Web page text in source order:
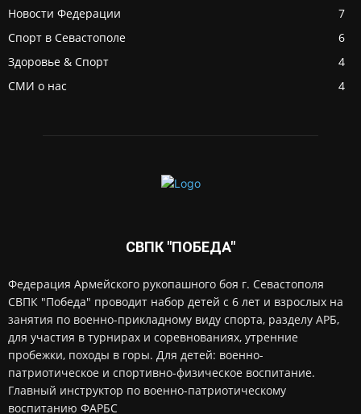
Новости Федерации
7
Спорт в Севастополе
6
Здоровье & Спорт
4
СМИ о нас
4
СВПК "ПОБЕДА"
Федерация Армейского рукопашного боя г. Севастополя
СВПК "Победа" проводит набор детей с 6 лет и взрослых на
занятия по военно-прикладному виду спорта, разделу АРБ,
для участия в турнирах и соревнованиях, утренние
пробежки, походы в горы. Для детей: военно-
патриотическое и спортивно-физическое воспитание.
Главный инструктор по военно-патриотическому
воспитанию ФАРБС